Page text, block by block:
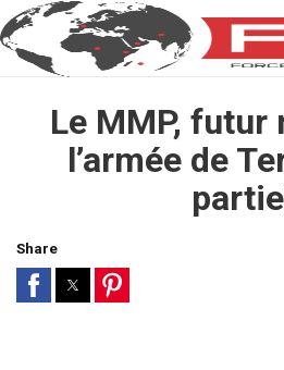
Le MMP, futur
l’armée de
Share